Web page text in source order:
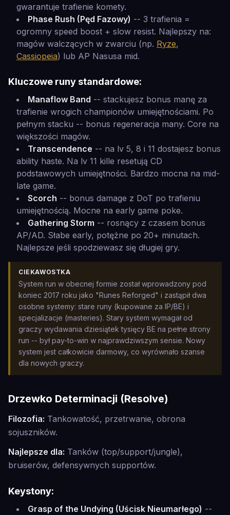
gwarantuje trafienie komety.
Phase Rush (Pęd Fazowy) -- 3 trafienia =
ogromny speed boost + slow resist. Najlepszy na:
magów walczących w zwarciu (np. Ryze,
Cassiopeia) lub AP Nasusa mid.
Kluczowe runy standardowe:
Manaflow Band -- stackujesz bonus manę za
trafienie wrogich championów umiejętnościami. Po
pełnym stacku -- bonus regeneracja many. Core na
większości magów.
Transcendence -- na lv 5, 8 i 11 dostajesz bonus
ability haste. Na lv 11 kille resetują CD
podstawowych umiejętności. Bardzo mocna na mid-
late game.
Scorch -- bonus damage z DoT po trafieniu
umiejętnością. Mocne na early game poke.
Gathering Storm -- rosnący z czasem bonus
AP/AD. Słabe early, potężne po 20+ minutach.
Najlepsze jeśli spodziewasz się długiej gry.
CIEKAWOSTKA
System run w obecnej formie został wprowadzony pod
koniec 2017 roku jako "Runes Reforged" i zastąpił dwa
osobne systemy: stare runy (kupowane za IP/BE) i
specjalizacje (masteries). Stary system wymagał od
graczy wydawania dziesiątek tysięcy BE na pełne strony
run -- był pay-to-win w najprawdziwszym sensie. Nowy
system jest całkowicie darmowy, co wyrównało szanse
dla nowych graczy.
Drzewko Determinacji (Resolve)
Filozofia: Tankowatość, przetrwanie, obrona
sojuszników.
Najlepsze dla: Tanków (top/support/jungle),
bruiserów, defensywnych supportów.
Keystony:
Grasp of the Undying (Uścisk Nieumarłego) --